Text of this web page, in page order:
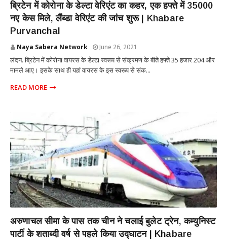
ब्रिटेन में कोरोना के डेल्टा वेरिएंट का कहर, एक हफ्ते में 35000
नए केस मिले, लैंब्डा वेरिएंट की जांच शुरू | Khabare
Purvanchal
Naya Sabera Network June 26, 2021
लंदन. ब्रिटेन में कोरोना वायरस के डेल्टा स्वरूप से संक्रमण के बीते हफ्ते 35 हजार 204 और
मामले आए। इसके साथ ही यहां वायरस के इस स्वरूप से संक...
READ MORE
अरुणाचल सीमा के पास तक चीन ने चलाई बुलेट ट्रेन, कम्युनिस्ट
पार्टी के शताब्दी वर्ष से पहले किया उद्घाटन | Khabare